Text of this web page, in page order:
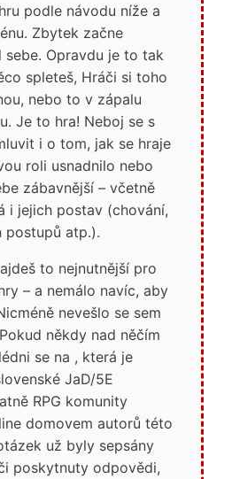
podle návodu níže a
Zbytek začne
Opravdu je to tak
spleteš, Hráči si toho
nebo to v zápalu
Je to hra! Neboj se s
i o tom, jak se hraje
roli usnadnilo nebo
zábavnější – včetně
i jejich postav (chování,
postupů atp.).
to nejnutnější pro
– a nemálo navíc, aby
nevešlo se sem
někdy nad něčím
se na , která je
JaD/5E
RPG komunity
domovem autorů této
už byly sepsány
poskytnuty odpovědi,